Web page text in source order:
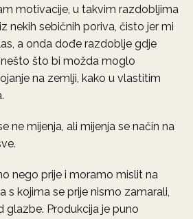
motivacije, u takvim razdobljima
nekih sebičnih poriva, čisto jer mi
a onda dođe razdoblje gdje
što bi možda moglo
na zemlji, kako u vlastitim
ne mijenja, ali mijenja se način na
nego prije i moramo mislit na
s kojima se prije nismo zamarali,
glazbe. Produkcija je puno